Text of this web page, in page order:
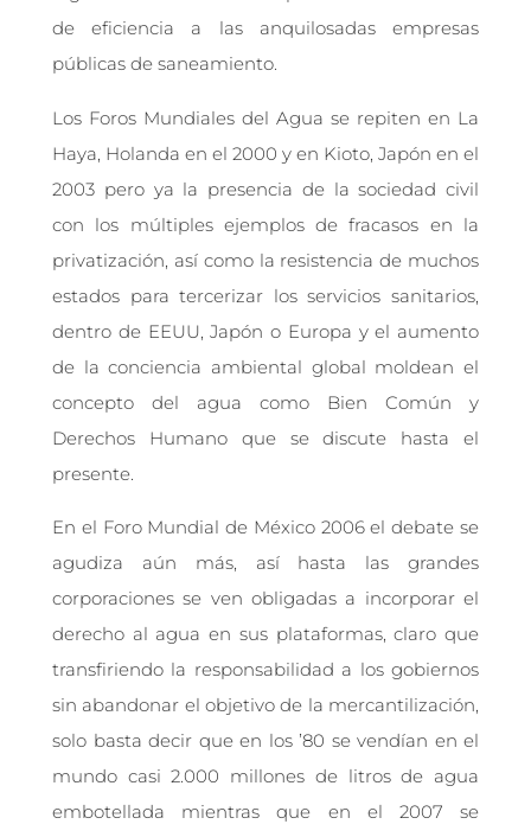
de eficiencia a las anquilosadas empresas
públicas de saneamiento.
Los Foros Mundiales del Agua se repiten en La
Haya, Holanda en el 2000 y en Kioto, Japón en el
2003 pero ya la presencia de la sociedad civil
con los múltiples ejemplos de fracasos en la
privatización, así como la resistencia de muchos
estados para tercerizar los servicios sanitarios,
dentro de EEUU, Japón o Europa y el aumento
de la conciencia ambiental global moldean el
concepto del agua como Bien Común y
Derechos Humano que se discute hasta el
presente.
En el Foro Mundial de México 2006 el debate se
agudiza aún más, así hasta las grandes
corporaciones se ven obligadas a incorporar el
derecho al agua en sus plataformas, claro que
transfiriendo la responsabilidad a los gobiernos
sin abandonar el objetivo de la mercantilización,
solo basta decir que en los ’80 se vendían en el
mundo casi 2.000 millones de litros de agua
embotellada mientras que en el 2007 se